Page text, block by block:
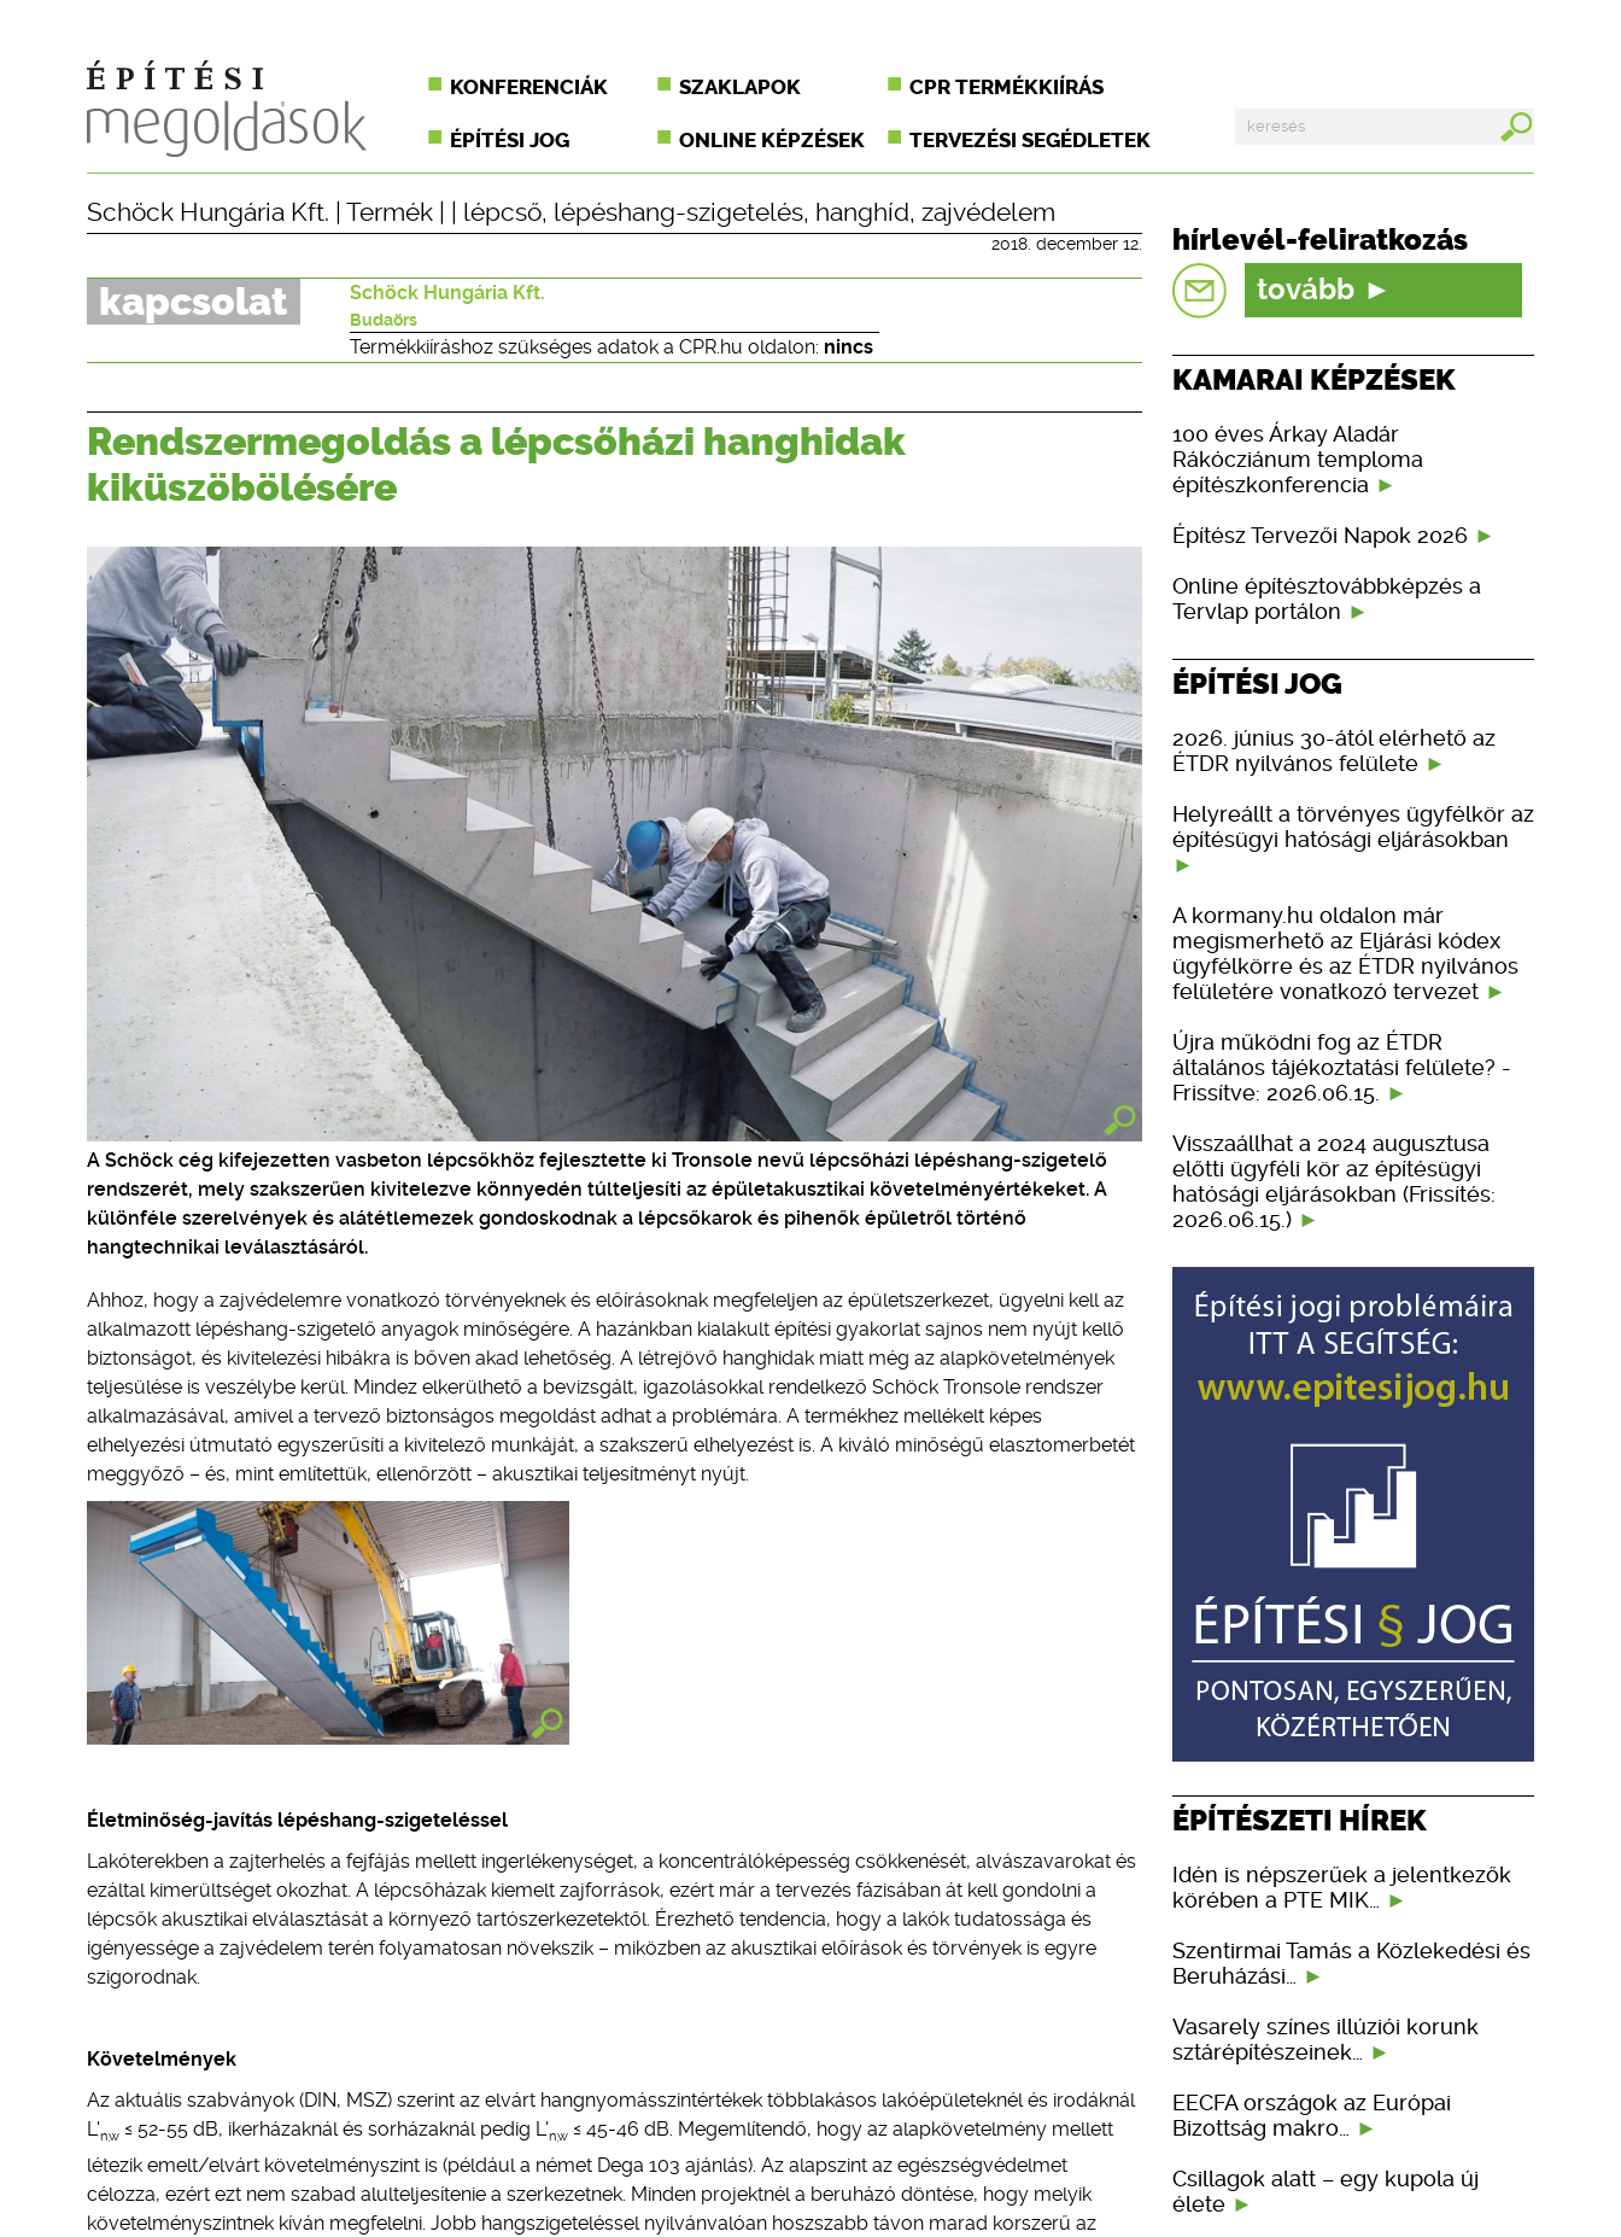
KONFERENCIÁK SZAKLAPOK CPR TERMÉKKIÍRÁS
ÉPÍTÉSI JOG ONLINE KÉPZÉSEK TERVEZÉSI SEGÉDLETEK
Schöck Hungária Kft. Termék lépcső, lépéshang-szigetelés, hanghíd, zajvédelem
2018. december 12.
kapcsolat Schöck Hungária Kft.
Budaörs
Termékkiíráshoz szükséges adatok a CPR.hu oldalon: nincs
Rendszermegoldás a lépcsőházi hanghidak
kiküszöbölésére
A Schöck cég kifejezetten vasbeton lépcsőkhöz fejlesztette ki Tronsole nevű lépcsőházi lépéshang-szigetelő
rendszerét, mely szakszerűen kivitelezve könnyedén túlteljesíti az épületakusztikai követelményértékeket. A
különféle szerelvények és alátétlemezek gondoskodnak a lépcsőkarok és pihenők épületről történő
hangtechnikai leválasztásáról.
Ahhoz, hogy a zajvédelemre vonatkozó törvényeknek és előírásoknak megfeleljen az épületszerkezet, ügyelni kell az
alkalmazott lépéshang-szigetelő anyagok minőségére. A hazánkban kialakult építési gyakorlat sajnos nem nyújt kellő
biztonságot, és kivitelezési hibákra is bőven akad lehetőség. A létrejövő hanghidak miatt még az alapkövetelmények
teljesülése is veszélybe kerül. Mindez elkerülhető a bevizsgált, igazolásokkal rendelkező Schöck Tronsole rendszer
alkalmazásával, amivel a tervező biztonságos megoldást adhat a problémára. A termékhez mellékelt képes
elhelyezési útmutató egyszerűsíti a kivitelező munkáját, a szakszerű elhelyezést is. A kiváló minőségű elasztomerbetét
meggyőző – és, mint említettük, ellenőrzött – akusztikai teljesítményt nyújt.
Életminőség-javítás lépéshang-szigeteléssel
Lakóterekben a zajterhelés a fejfájás mellett ingerlékenységet, a koncentrálóképesség csökkenését, alvászavarokat és
ezáltal kimerültséget okozhat. A lépcsőházak kiemelt zajforrások, ezért már a tervezés fázisában át kell gondolni a
lépcsők akusztikai elválasztását a környező tartószerkezetektől. Érezhető tendencia, hogy a lakók tudatossága és
igényessége a zajvédelem terén folyamatosan növekszik – miközben az akusztikai előírások és törvények is egyre
szigorodnak.
Követelmények
Az aktuális szabványok (DIN, MSZ) szerint az elvárt hangnyomásszintértékek többlakásos lakóépületeknél és irodáknál
L'n,w ≤ 52-55 dB, ikerházaknál és sorházaknál pedig L'n,w ≤ 45-46 dB. Megemlítendő, hogy az alapkövetelmény mellett
létezik emelt/elvárt követelményszint is (például a német Dega 103 ajánlás). Az alapszint az egészségvédelmet
célozza, ezért ezt nem szabad alulteljesítenie a szerkezetnek. Minden projektnél a beruházó döntése, hogy melyik
követelményszintnek kíván megfelelni. Jobb hangszigeteléssel nyilvánvalóan hoszszabb távon marad korszerű az
hírlevél-feliratkozás
tovább
KAMARAI KÉPZÉSEK
100 éves Árkay Aladár
Rákócziánum temploma
építészkonferencia
Építész Tervezői Napok 2026
Online építésztovábbképzés a
Tervlap portálon
ÉPÍTÉSI JOG
2026. június 30-ától elérhető az
ÉTDR nyilvános felülete
Helyreállt a törvényes ügyfélkör az
építésügyi hatósági eljárásokban
A kormany.hu oldalon már
megismerhető az Eljárási kódex
ügyfélkörre és az ÉTDR nyilvános
felületére vonatkozó tervezet
Újra működni fog az ÉTDR
általános tájékoztatási felülete? -
Frissítve: 2026.06.15.
Visszaállhat a 2024 augusztusa
előtti ügyféli kör az építésügyi
hatósági eljárásokban (Frissítés:
2026.06.15.)
ÉPÍTÉSZETI HÍREK
Idén is népszerűek a jelentkezők
körében a PTE MIK…
Szentirmai Tamás a Közlekedési és
Beruházási…
Vasarely színes illúziói korunk
sztárépítészeinek…
EECFA országok az Európai
Bizottság makro…
Csillagok alatt – egy kupola új
élete